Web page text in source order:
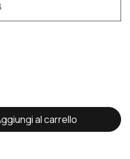
al carrello